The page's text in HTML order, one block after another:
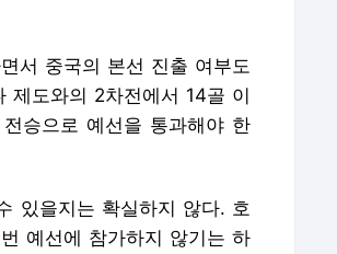
서 중국의 본선 진출 여부도
제도와의 2차전에서 14골 이
승으로 예선을 통과해야 한
있을지는 확실하지 않다. 호
예선에 참가하지 않기는 하